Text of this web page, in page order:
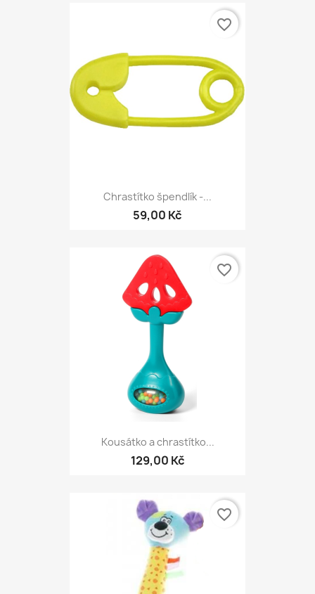
Chrastítko špendlík -...
59,00 Kč
favorite_border
Kousátko a chrastítko...
129,00 Kč
favorite_border
favorite_border